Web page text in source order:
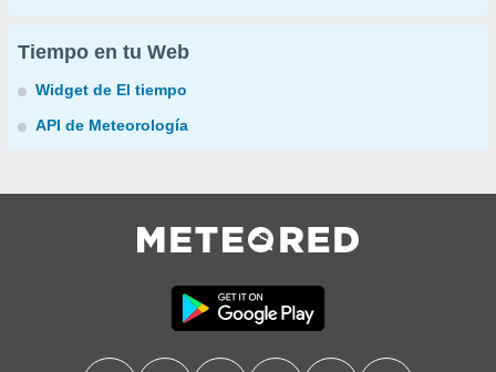
Tiempo en tu Web
Widget de El tiempo
API de Meteorología